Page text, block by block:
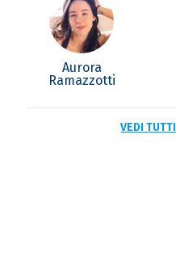
Aurora
Ramazzotti
VEDI TUTTI